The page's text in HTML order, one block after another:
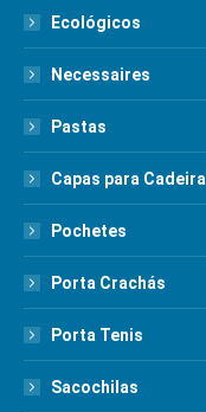
Ecológicos
Necessaires
Pastas
Capas para Cadeira
Pochetes
Porta Crachás
Porta Tenis
Sacochilas